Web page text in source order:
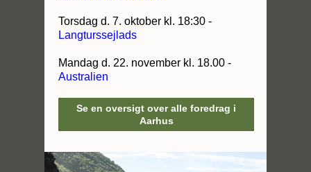
Torsdag d. 7. oktober kl. 18:30 -
Langturssejlads
Mandag d. 22. november kl. 18.00 -
Australien
Se en oversigt over alle foredrag i
Aarhus